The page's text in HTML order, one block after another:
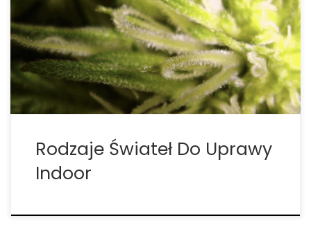
Decydując się na założenie domowej uprawy
marihuany, należy wziąć pod uwagę wiele
czynników, jeśli chcemy uzyskać najlepsze wyniki,
ale jednym z najważniejszych jest rodzaj światła i
jego […]
Rodzaje Świateł Do Uprawy
Indoor